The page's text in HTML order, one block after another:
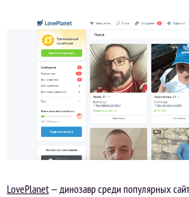
LovePlanet— динозавр среди популярных